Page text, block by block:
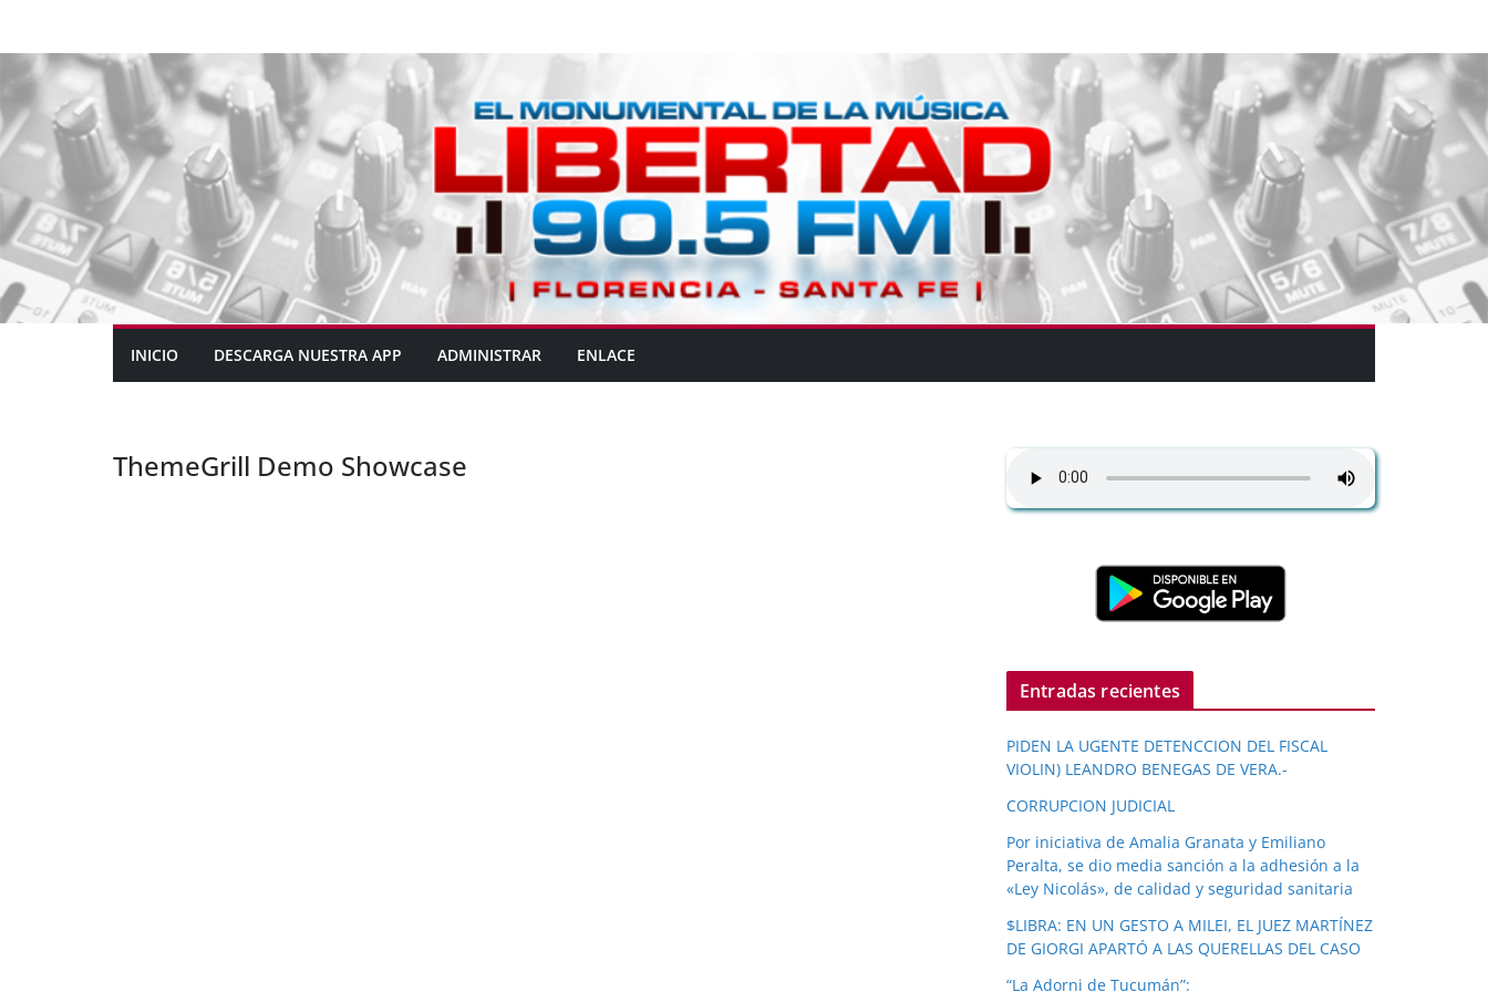
INICIO DESCARGA NUESTRA APP ADMINISTRAR ENLACE
ThemeGrill Demo Showcase
Entradas recientes
PIDEN LA UGENTE DETENCCION DEL FISCAL
VIOLIN) LEANDRO BENEGAS DE VERA.-
CORRUPCION JUDICIAL
Por iniciativa de Amalia Granata y Emiliano
Peralta, se dio media sanción a la adhesión a la
«Ley Nicolás», de calidad y seguridad sanitaria
$LIBRA: EN UN GESTO A MILEI, EL JUEZ MARTÍNEZ
DE GIORGI APARTÓ A LAS QUERELLAS DEL CASO
“La Adorni de Tucumán”: